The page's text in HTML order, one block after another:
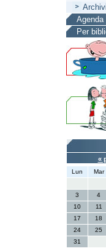
Agenda
Per
«
Lun Mar
3
4
10
11
17
18
24
25
31